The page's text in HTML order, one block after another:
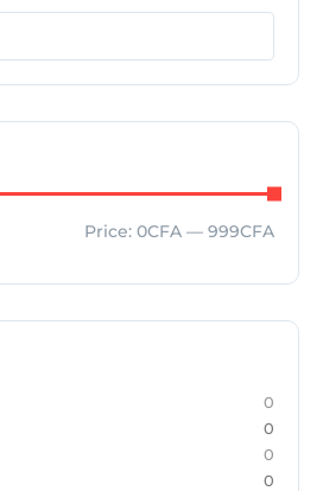
Price: 0CFA — 999CFA
0
0
0
0